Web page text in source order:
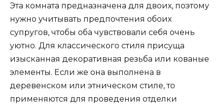
Эта комната предназначена для двоих, поэтому
нужно учитывать предпочтения обоих
супругов, чтобы оба чувствовали себя очень
уютно. Для классического стиля присуща
изысканная декоративная резьба или кованые
элементы. Если же она выполнена в
деревенском или этническом стиле, то
применяются для проведения отделки